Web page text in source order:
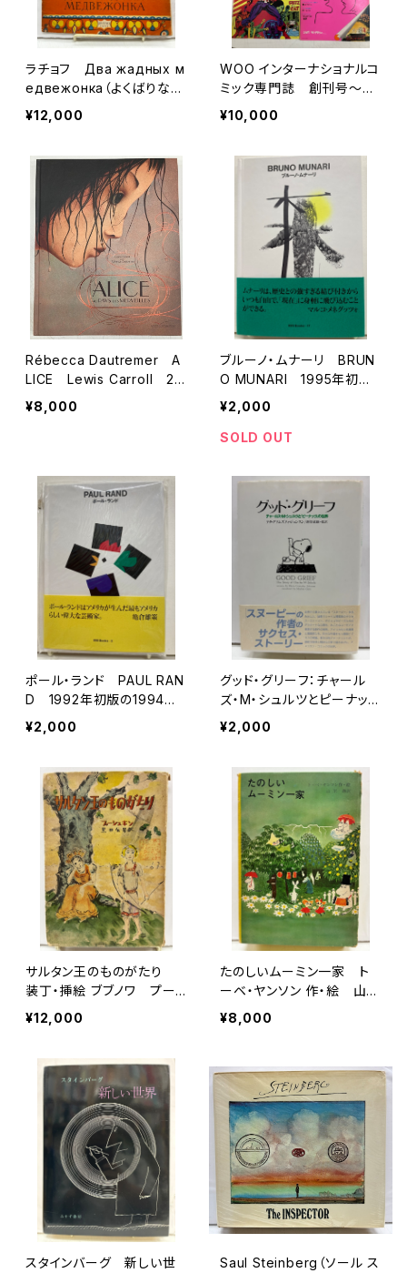
ラチョフ Два жадных м
едвежонка（よくばりな2
匹のこぐま） 1954年 初
版 ソ連の国営児童書出版
¥12,000
WOO インターナショナルコ
ミック専門誌 創刊号〜４
号 1972~1973年 ツル・
コミック社
¥10,000
Rébecca Dautremer A
LICE Lewis Carroll 20
10年 Gautier. Languere
¥8,000
ブルーノ・ムナーリ BRUN
O MUNARI 1995年初
版 トランスアート
¥2,000
SOLD OUT
ポール・ランド PAUL RAN
D 1992年初版の1994年
２刷 トランスアート
¥2,000
グッド・グリーフ：チャール
ズ・M・シュルツとピーナッツ
の世界 リタ・グリムズリィ・
ジョンスン 越智道雄 監
ブロポート
¥2,000
サルタン王のものがたり
装丁・挿絵 ブブノワ プー
シュキン 作 黒田辰男 訳
1948年 初版 大月書
¥12,000
たのしいムーミン一家 ト
ーベ・ヤンソン 作・絵 山室
静 訳 1965年 初版
函 講談社
¥8,000
スタインバーグ 新しい世 Saul Steinberg（ソール ス